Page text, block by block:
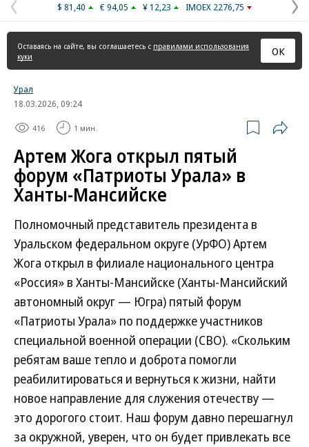
Предыдущая
страница
$ 81,40 € 94,05 ¥ 12,23 IMOEX 2276,75
Оставаясь на сайте, вы соглашаетесь с правилами использования
куки
ОК
Урал
18.03.2026, 09:24
416 1 мин.
Артем Жога открыл пятый
форум «Патриоты Урала» в
Ханты-Мансийске
Полномочный представитель президента в
Уральском федеральном округе (УрФО) Артем
Жога открыл в филиале национального центра
«Россия» в Ханты-Мансийске (Ханты-Мансийский
автономный округ — Югра) пятый форум
«Патриоты Урала» по поддержке участников
специальной военной операции (СВО). «Скольким
ребятам ваше тепло и доброта помогли
реабилитироваться и вернуться к жизни, найти
новое направление для служения отечеству —
это дорогого стоит. Наш форум давно перешагнул
за окружной, уверен, что он будет привлекать все